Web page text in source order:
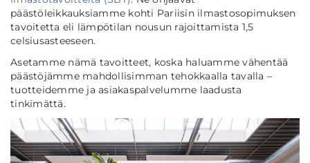
päästöleikkauksiamme kohti Pariisin ilmastosopimuksen
tavoitetta eli lämpötilan nousun rajoittamista 1,5
celsiusasteeseen.
Asetamme nämä tavoitteet, koska haluamme vähentää
päästöjämme mahdollisimman tehokkaalla tavalla –
tuotteidemme ja asiakaspalvelumme laadusta
tinkimättä.